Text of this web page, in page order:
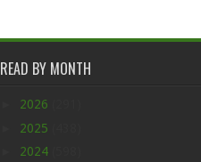
READ BY MONTH
2026
2025
2024